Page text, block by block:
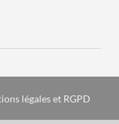
légales et RGPD